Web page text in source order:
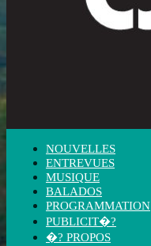
NOUVELLES
ENTREVUES
MUSIQUE
BALADOS
PROGRAMMATION
PUBLICIT�?
�? PROPOS